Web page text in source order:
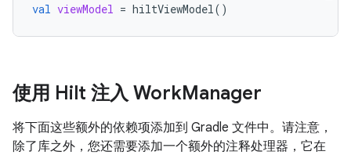
val viewModel = hiltViewModel()
使用 Hilt 注入 WorkManager
将下面这些额外的依赖项添加到 Gradle 文件中。请注意，
除了库之外，您还需要添加一个额外的注释处理器，它在